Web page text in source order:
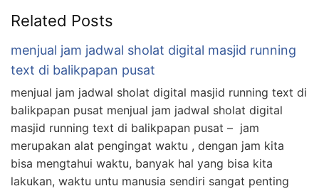
Related Posts
menjual jam jadwal sholat digital masjid running
text di balikpapan pusat
menjual jam jadwal sholat digital masjid running text di
balikpapan pusat menjual jam jadwal sholat digital
masjid running text di balikpapan pusat – jam
merupakan alat pengingat waktu , dengan jam kita
bisa mengtahui waktu, banyak hal yang bisa kita
lakukan, waktu untu manusia sendiri sangat penting